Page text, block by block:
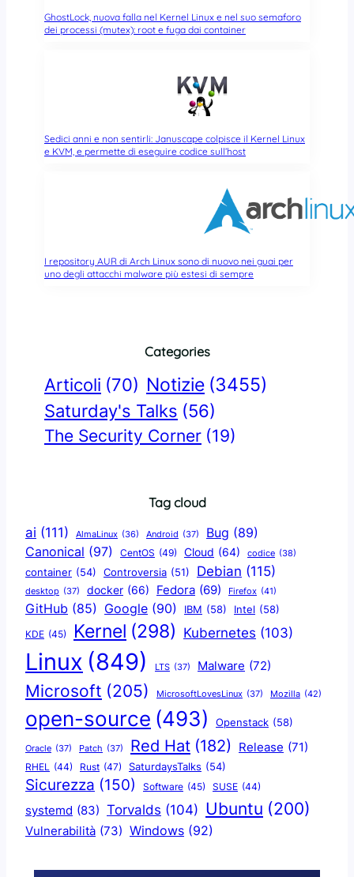
GhostLock, nuova falla nel Kernel Linux e nel suo semaforo
dei processi (mutex): root e fuga dai container
Sedici anni e non sentirli: Januscape colpisce il Kernel Linux
e KVM, e permette di eseguire codice sull’host
I repository AUR di Arch Linux sono di nuovo nei guai per
uno degli attacchi malware più estesi di sempre
Categories
Articoli (70) Notizie (3455)
Saturday's Talks (56)
The Security Corner (19)
Tag cloud
ai (111) AlmaLinux (36) Android (37) Bug (89)
Canonical (97) CentOS (49) Cloud (64) codice (38)
container (54) Controversia (51) Debian (115)
desktop (37) docker (66) Fedora (69) Firefox (41)
GitHub (85) Google (90) IBM (58) Intel (58)
KDE (45) Kernel (298) Kubernetes (103)
Linux (849) LTS (37) Malware (72)
Microsoft (205) MicrosoftLovesLinux (37) Mozilla (42)
open-source (493) Openstack (58)
Oracle (37) Patch (37) Red Hat (182) Release (71)
RHEL (44) Rust (47) SaturdaysTalks (54)
Sicurezza (150) Software (45) SUSE (44)
systemd (83) Torvalds (104) Ubuntu (200)
Vulnerabilità (73) Windows (92)